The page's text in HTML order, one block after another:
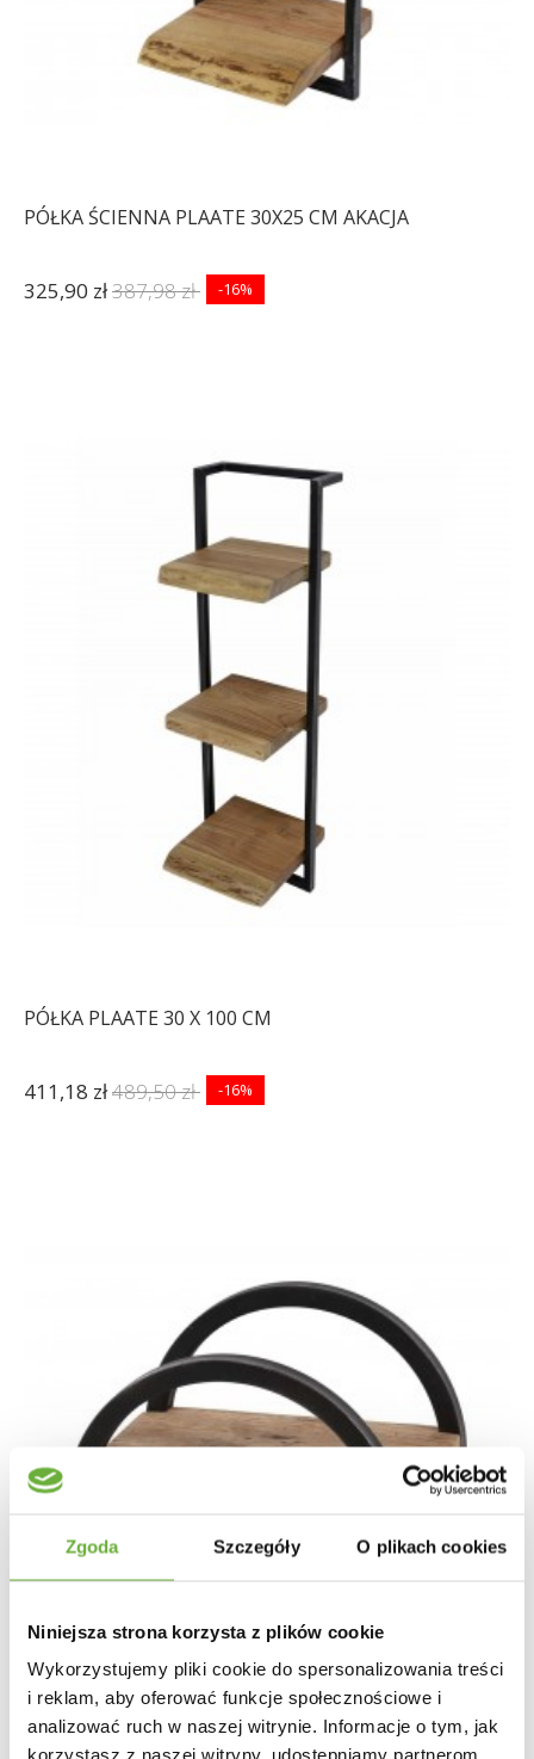
Zgoda Szczegóły O plikach cookies
Niniejsza strona korzysta z plików cookie
Wykorzystujemy pliki cookie do spersonalizowania treści
i reklam, aby oferować funkcje społecznościowe i
analizować ruch w naszej witrynie. Informacje o tym, jak
korzystasz z naszej witryny, udostępniamy partnerom
PÓŁKA ŚCIENNA PLAATE 30X25 CM AKACJA
325,90 zł387,98 zł -16%
PÓŁKA PLAATE 30 X 100 CM
411,18 zł489,50 zł -16%